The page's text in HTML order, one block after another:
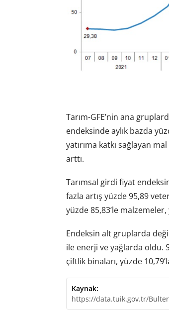
Tarım-GFE’nin ana
endeksinde aylık bazda
yatırıma katkı sağlayan
arttı.
Tarımsal girdi fiyat
fazla artış yüzde 95,89
yüzde 85,83’le
Endeksin alt gruplarda
ile enerji ve yağlarda oldu.
çiftlik binaları, yüzde
Kaynak:
https://data.tuik.gov.tr/